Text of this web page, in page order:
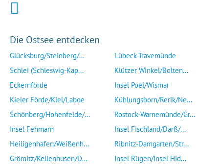
Die Ostsee entdecken
Glücksburg/Steinberg/...
Schlei (Schleswig-Kap...
Eckernförde
Kieler Förde/Kiel/Laboe
Schönberg/Hohenfelde/...
Insel Fehmarn
Heiligenhafen/Weißenh...
Grömitz/Kellenhusen/D...
Lübeck-Travemünde
Klützer Winkel/Bolten...
Insel Poel/Wismar
Kühlungsborn/Rerik/Ne...
Rostock-Warnemünde/Gr...
Insel Fischland/Darß/...
Ribnitz-Damgarten/Str...
Insel Rügen/Insel Hid...